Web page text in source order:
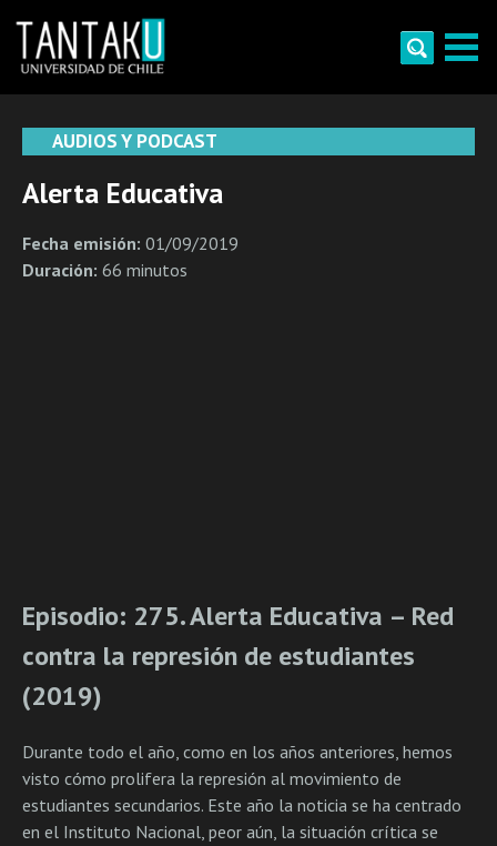
content
AUDIOS Y PODCAST
Alerta Educativa
Fecha emisión: 01/09/2019
Duración: 66 minutos
Episodio: 275. Alerta Educativa – Red
contra la represión de estudiantes
(2019)
Durante todo el año, como en los años anteriores, hemos
visto cómo prolifera la represión al movimiento de
estudiantes secundarios. Este año la noticia se ha centrado
en el Instituto Nacional, peor aún, la situación crítica se